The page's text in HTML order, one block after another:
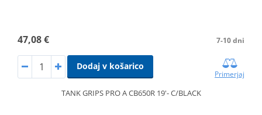
47,08 € 7-10 dni
Dodaj v košarico
Primerjaj
TANK GRIPS PRO A CB650R 19'- C/BLACK